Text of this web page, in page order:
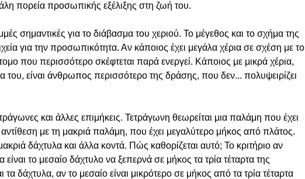
πορεία προσωπικής εξέλιξης στη ζωή του.
σημαντικές για το διάβασμα του χεριού. Το μέγεθος και το σχήμα της
για την προσωπικότητα. Αν κάποιος έχει μεγάλα χέρια σε σχέση με το
που περισσότερο σκέφτεται παρά ενεργεί. Κάποιος με μικρά χέρια,
του, είναι άνθρωπος περισσότερο της δράσης, που δεν... πολυψειρίζει
και άλλες επιμήκεις. Τετράγωνη θεωρείται μια παλάμη που έχει
με τη μακριά παλάμη, που έχει μεγαλύτερο μήκος από πλάτος.
δάχτυλα και άλλα κοντά. Πώς καθορίζεται αυτό; Το κριτήριο αν
είναι το μεσαίο δάχτυλο να ξεπερνά σε μήκος τα τρία τέταρτα της
δάχτυλα, αν το μεσαίο είναι μικρότερο σε μήκος από τα τρία τέταρτα